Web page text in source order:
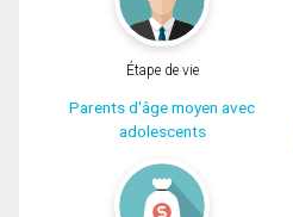
Étape de vie
Parents d'âge moyen avec
adolescents